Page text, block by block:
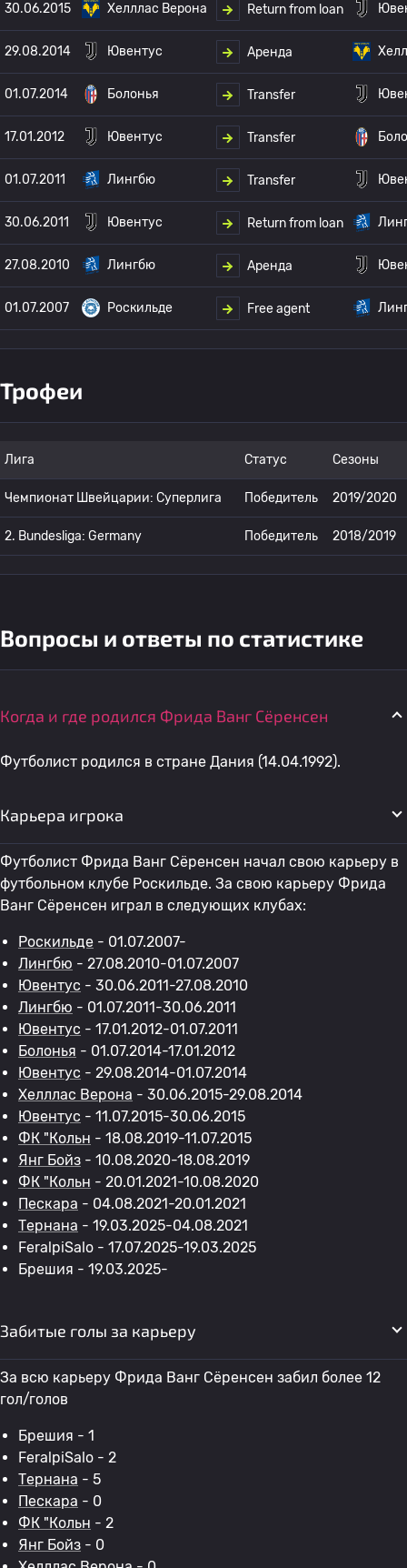
30.06.2015 Хелллас Верона Return from loan
29.08.2014 Ювентус Аренда
01.07.2014 Болонья Transfer
17.01.2012 Ювентус Transfer
01.07.2011 Лингбю Transfer
30.06.2011 Ювентус Return from loan
27.08.2010 Лингбю Аренда
01.07.2007 Роскильде Free agent
Трофеи
Лига Статус Сезоны
Чемпионат Швейцарии: Суперлига Победитель 2019/2020
2. Bundesliga: Germany Победитель 2018/2019
Вопросы и ответы по статистике
Когда и где родился Фрида Ванг Сёренсен
Футболист родился в стране Дания (14.04.1992).
Карьера игрока
Футболист Фрида Ванг Сёренсен начал свою карьеру в
футбольном клубе Роскильде. За свою карьеру Фрида
Ванг Сёренсен играл в следующих клубах:
Роскильде - 01.07.2007-
Лингбю - 27.08.2010-01.07.2007
Ювентус - 30.06.2011-27.08.2010
Лингбю - 01.07.2011-30.06.2011
Ювентус - 17.01.2012-01.07.2011
Болонья - 01.07.2014-17.01.2012
Ювентус - 29.08.2014-01.07.2014
Хелллас Верона - 30.06.2015-29.08.2014
Ювентус - 11.07.2015-30.06.2015
ФК "Кольн - 18.08.2019-11.07.2015
Янг Бойз - 10.08.2020-18.08.2019
ФК "Кольн - 20.01.2021-10.08.2020
Пескара - 04.08.2021-20.01.2021
Тернана - 19.03.2025-04.08.2021
FeralpiSalo - 17.07.2025-19.03.2025
Брешия - 19.03.2025-
Забитые голы за карьеру
За всю карьеру Фрида Ванг Сёренсен забил более 12
гол/голов
Брешия - 1
FeralpiSalo - 2
Тернана - 5
Пескара - 0
ФК "Кольн - 2
Янг Бойз - 0